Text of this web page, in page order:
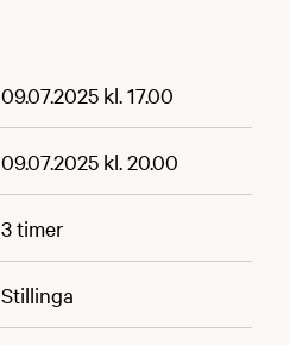
09.07.2025 kl. 17.00
09.07.2025 kl. 20.00
3 timer
Stillinga